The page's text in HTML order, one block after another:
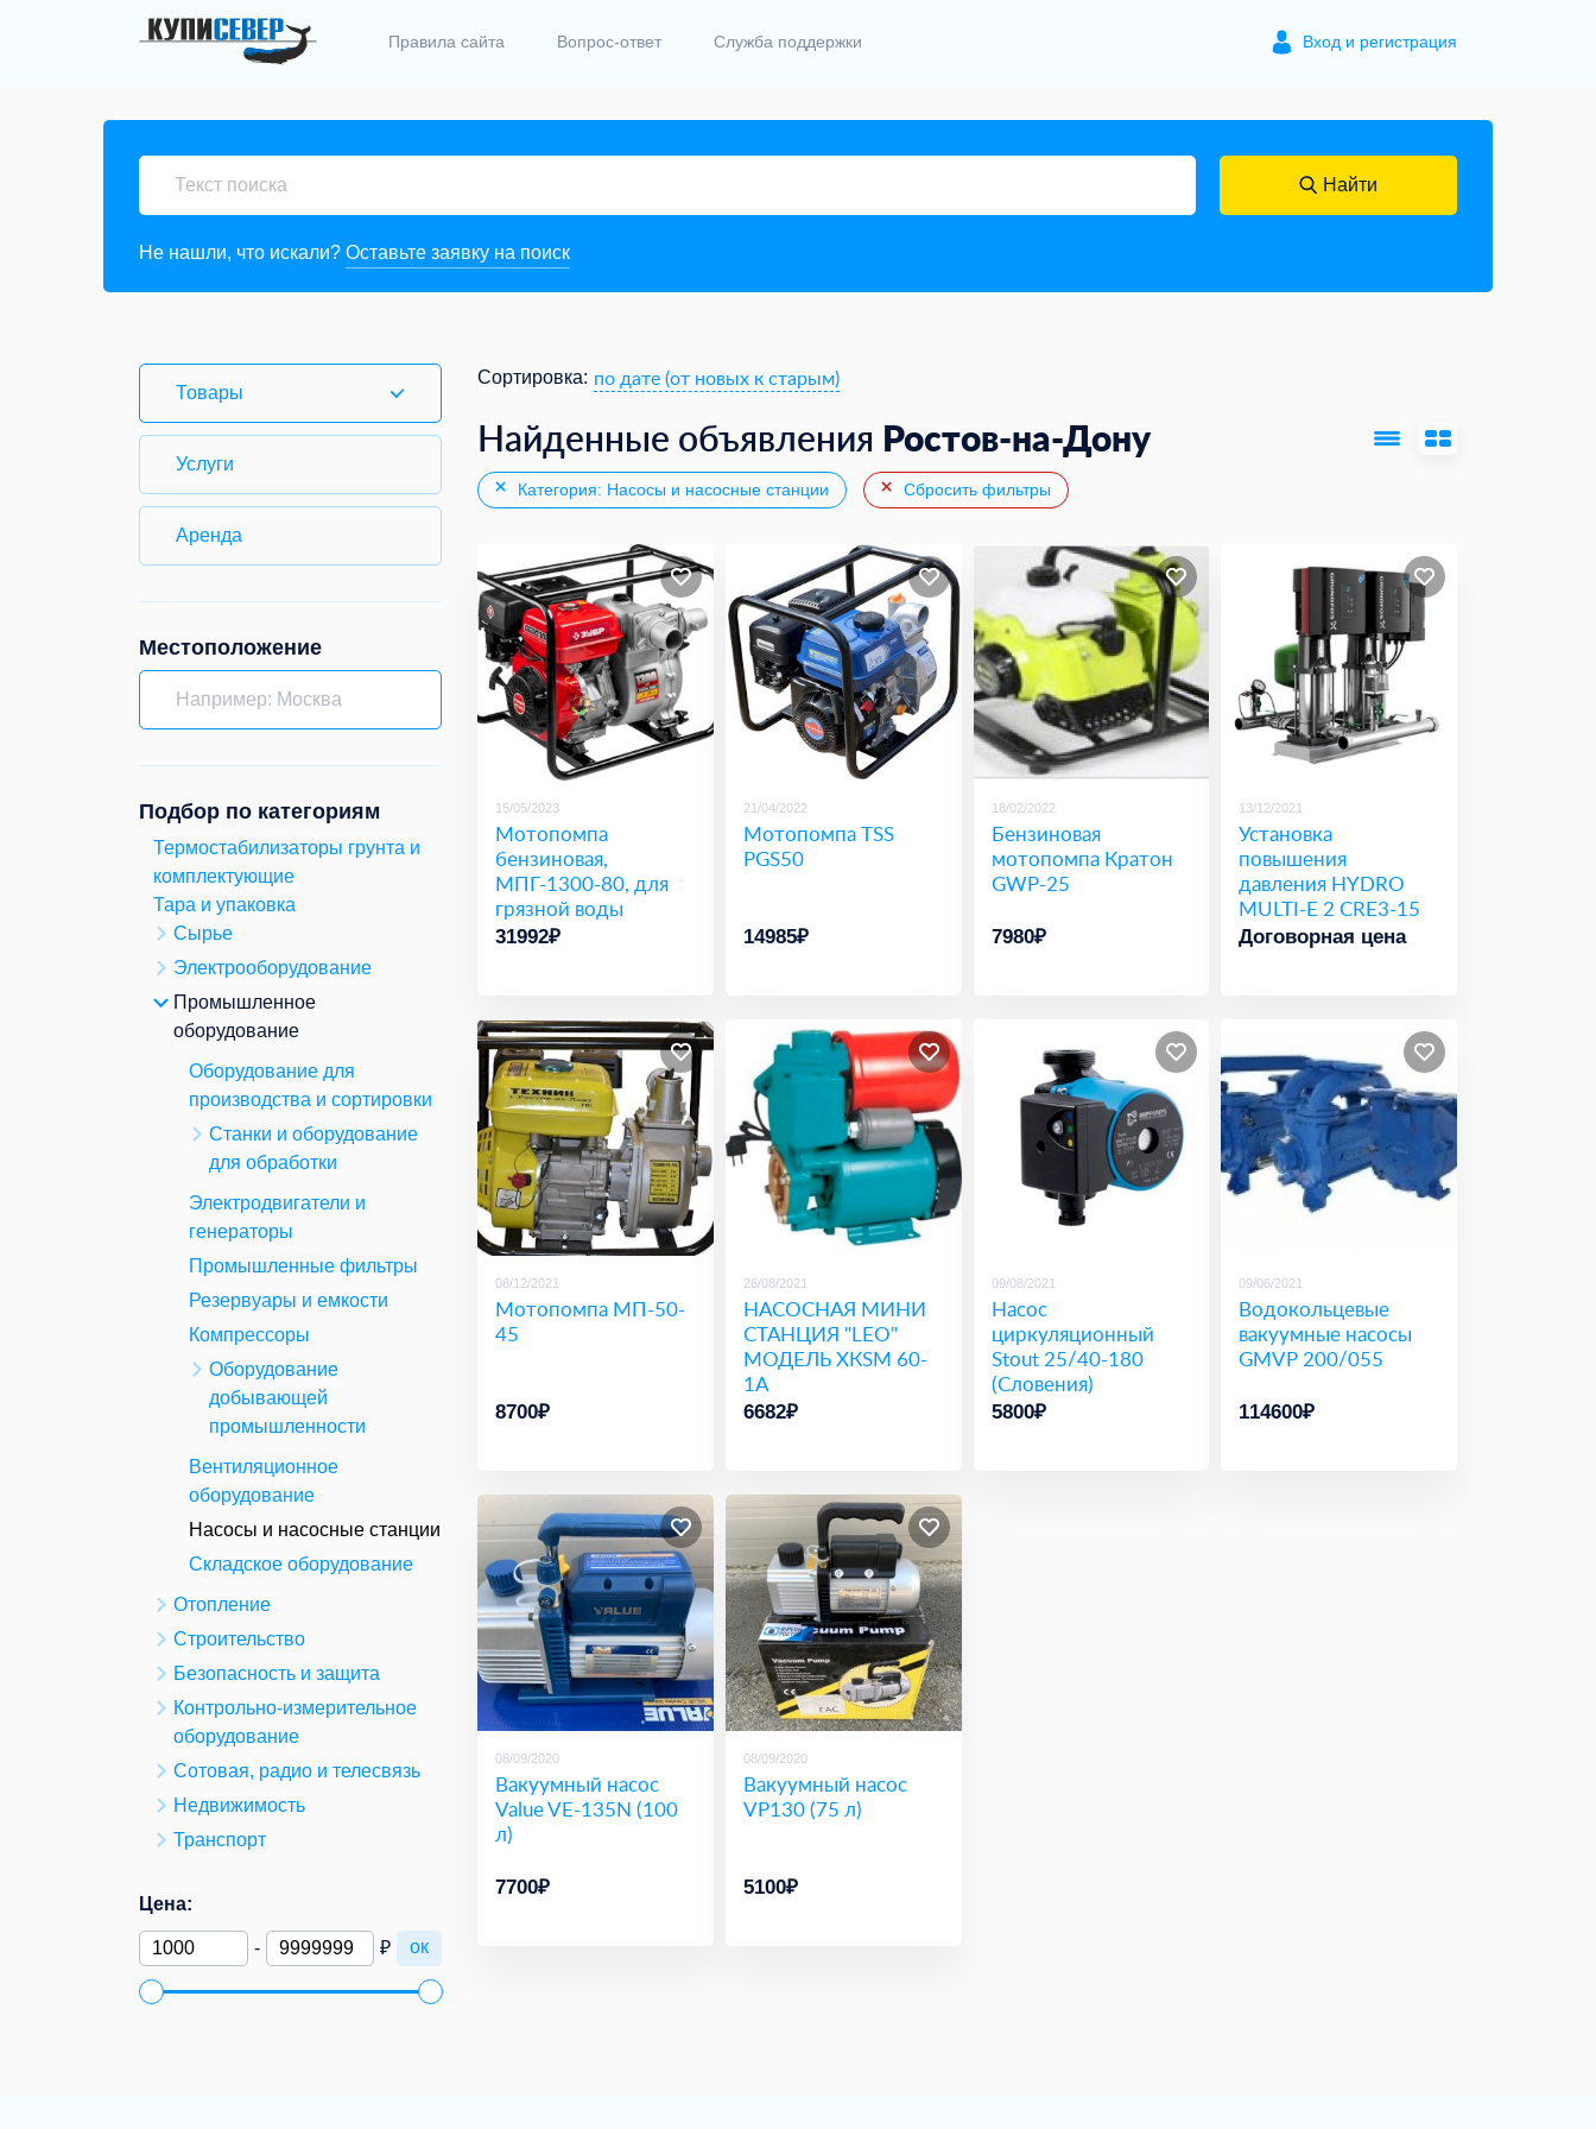
Правила сайта Вопрос-ответ Служба поддержки Вход и регистрация
Найти
Не нашли, что искали? Оставьте заявку на поиск
Товары
Услуги
Аренда
Местоположение
Подбор по категориям
Термостабилизаторы грунта и
комплектующие
Тара и упаковка
Сырье
Электрооборудование
Промышленное
оборудование
Оборудование для
производства и сортировки
Станки и оборудование
для обработки
Электродвигатели и
генераторы
Промышленные фильтры
Резервуары и емкости
Компрессоры
Оборудование
добывающей
промышленности
Вентиляционное
оборудование
Насосы и насосные станции
Складское оборудование
Отопление
Строительство
Безопасность и защита
Контрольно-измерительное
оборудование
Сотовая, радио и телесвязь
Недвижимость
Транспорт
Цена:
- ₽ ок
Сортировка: по дате (от новых к старым)
Найденные объявления Ростов-на-Дону
Категория: Насосы и насосные станции Сбросить фильтры
15/05/2023
Мотопомпа
бензиновая,
МПГ-1300-80, для
грязной воды
патрубки 80 мм
31992₽
21/04/2022
Мотопомпа TSS
PGS50
14985₽
18/02/2022
Бензиновая
мотопомпа Кратон
GWP-25
7980₽
13/12/2021
Установка
повышения
давления HYDRO
MULTI-E 2 CRE3-15
Договорная цена
08/12/2021
Мотопомпа МП-50-
45
8700₽
26/08/2021
НАСОСНАЯ МИНИ
СТАНЦИЯ "LEO"
МОДЕЛЬ ХКSM 60-
1А
6682₽
09/08/2021
Насос
циркуляционный
Stout 25/40-180
(Словения)
5800₽
09/06/2021
Водокольцевые
вакуумные насосы
GMVP 200/055
114600₽
08/09/2020
Вакуумный насос
Value VE-135N (100
л)
7700₽
08/09/2020
Вакуумный насос
VP130 (75 л)
5100₽